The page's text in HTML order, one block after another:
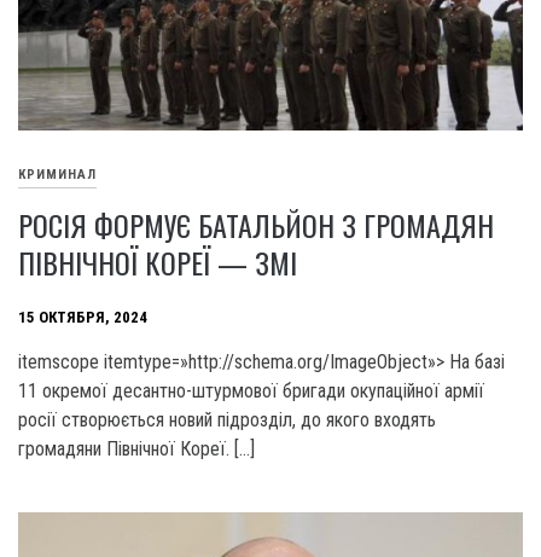
КРИМИНАЛ
РОСІЯ ФОРМУЄ БАТАЛЬЙОН З ГРОМАДЯН
ПІВНІЧНОЇ КОРЕЇ — ЗМІ
15 ОКТЯБРЯ, 2024
itemscope itemtype=»http://schema.org/ImageObject»> На базі
11 окремої десантно-штурмової бригади окупаційної армії
росії створюється новий підрозділ, до якого входять
громадяни Північної Кореї. […]